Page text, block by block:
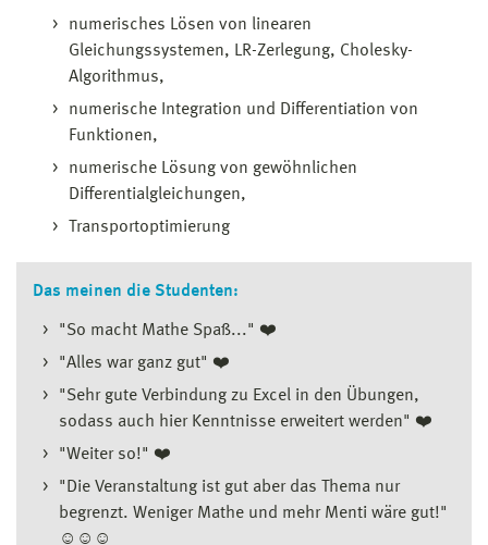
numerisches Lösen von linearen
Gleichungssystemen, LR-Zerlegung, Cholesky-
Algorithmus,
numerische Integration und Differentiation von
Funktionen,
numerische Lösung von gewöhnlichen
Differentialgleichungen,
Transportoptimierung
Das meinen die Studenten:
"So macht Mathe Spaß..." ❤️
"Alles war ganz gut" ❤️
"Sehr gute Verbindung zu Excel in den Übungen,
sodass auch hier Kenntnisse erweitert werden" ❤️
"Weiter so!" ❤️
"Die Veranstaltung ist gut aber das Thema nur
begrenzt. Weniger Mathe und mehr Menti wäre gut!"
☺️☺️☺️